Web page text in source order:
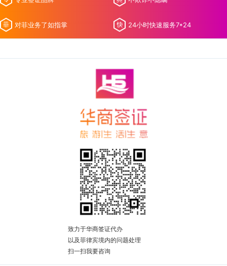
对菲业务了如指掌 24小时快速服务7*24
致力于华商签证代办
以及菲律宾境内的问题处理
扫一扫我要咨询